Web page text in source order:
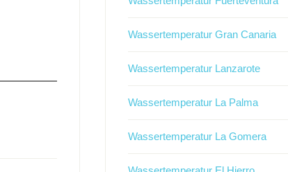
Wassertemperatur Gran Canaria
Wassertemperatur Lanzarote
Wassertemperatur La Palma
Wassertemperatur La Gomera